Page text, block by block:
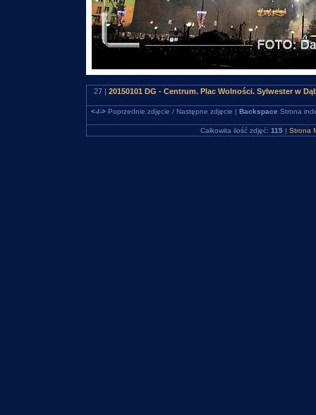
27 | 20150101 DG - Centrum. Plac Wolności. Sylwester w
<-/->Poprzednie zdjęcie / Następne zdjęcie | Backspace Strona
Całkowita ilość zdjęć: 115| Strona